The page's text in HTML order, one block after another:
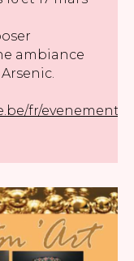
ambiance
fr/evenement/13/